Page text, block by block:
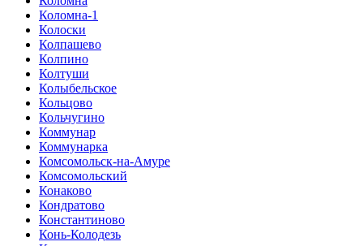
Коломна-1
Колоски
Колпашево
Колпино
Колтуши
Колыбельское
Кольцово
Кольчугино
Коммунар
Коммунарка
Комсомольск-на-Амуре
Комсомольский
Конаково
Кондратово
Константиново
Конь-Колодезь